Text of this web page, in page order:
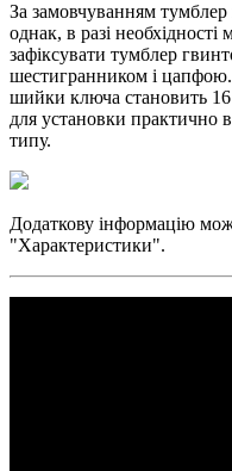
За замовчуванням тумблер
однак, в разі необхідності
зафіксувати тумблер
шестигранником і
шийки ключа становить
для установки практично
типу.
Додаткову інформацію
"Характеристики".